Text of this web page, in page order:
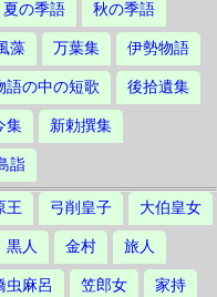
夏の季語 秋の季語
藻 万葉集 伊勢物語
語の中の短歌 後拾遺集
集 新勅撰集
詣
王 弓削皇子 大伯皇女
黒人 金村 旅人
虫麻呂 笠郎女 家持